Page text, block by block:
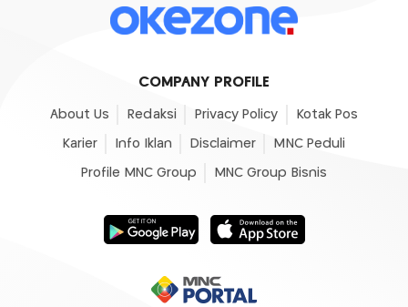
COMPANY PROFILE
About Us Redaksi Privacy Policy Kotak Pos
Karier Info Iklan Disclaimer MNC Peduli
Profile MNC Group MNC Group Bisnis